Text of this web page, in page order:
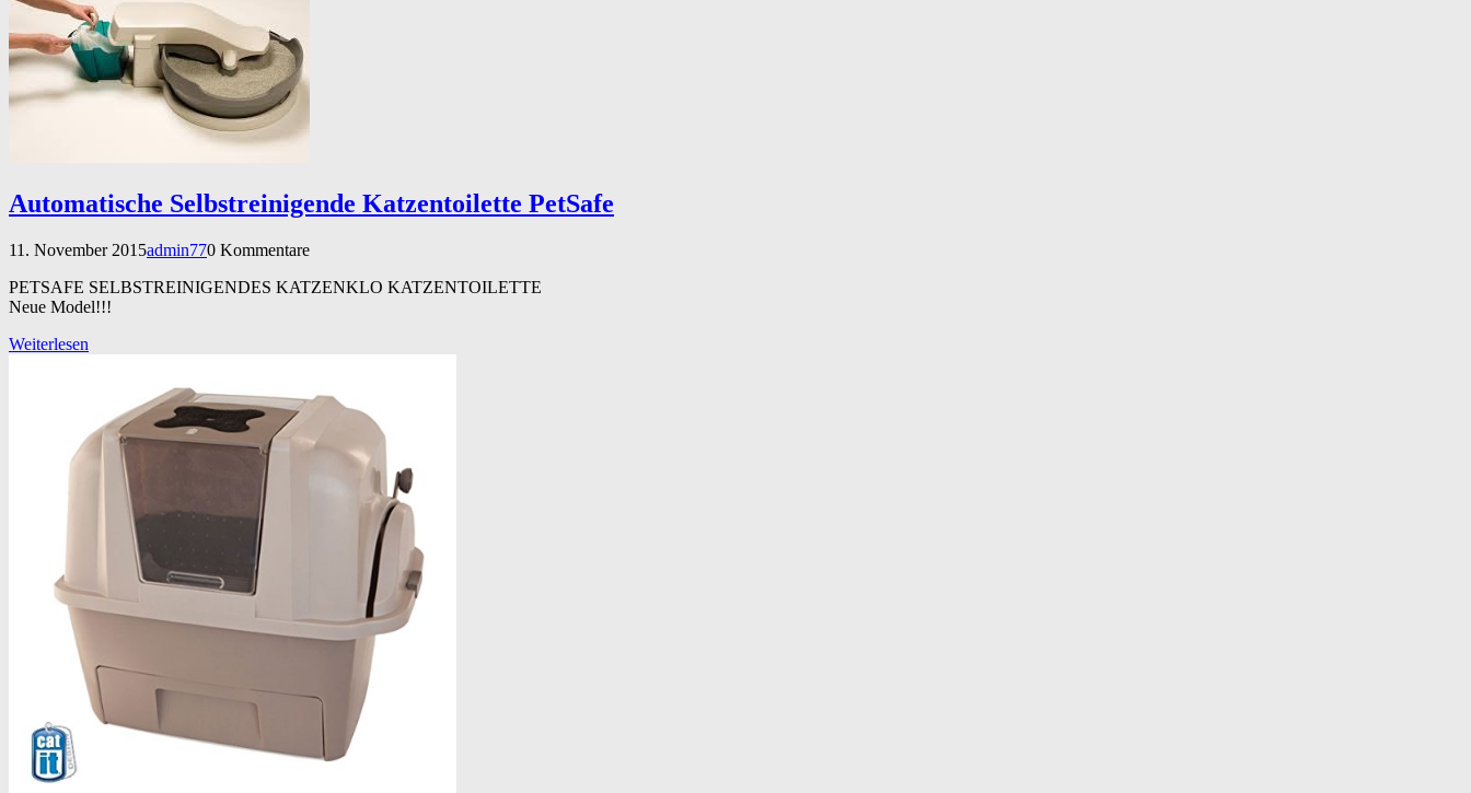
Automatische Selbstreinigende Katzentoilette PetSafe
11. November 2015admin770 Kommentare
PETSAFE SELBSTREINIGENDES KATZENKLO KATZENTOILETTE
Neue Model!!!
Weiterlesen